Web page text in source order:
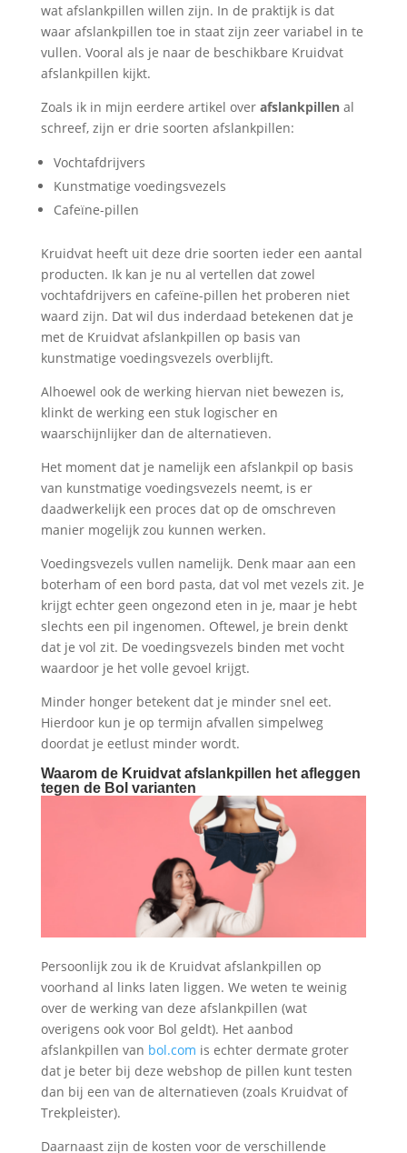
wat afslankpillen willen zijn. In de praktijk is dat
waar afslankpillen toe in staat zijn zeer variabel in te
vullen. Vooral als je naar de beschikbare Kruidvat
afslankpillen kijkt.
Zoals ik in mijn eerdere artikel over afslankpillen al
schreef, zijn er drie soorten afslankpillen:
Vochtafdrijvers
Kunstmatige voedingsvezels
Cafeïne-pillen
Kruidvat heeft uit deze drie soorten ieder een aantal
producten. Ik kan je nu al vertellen dat zowel
vochtafdrijvers en cafeïne-pillen het proberen niet
waard zijn. Dat wil dus inderdaad betekenen dat je
met de Kruidvat afslankpillen op basis van
kunstmatige voedingsvezels overblijft.
Alhoewel ook de werking hiervan niet bewezen is,
klinkt de werking een stuk logischer en
waarschijnlijker dan de alternatieven.
Het moment dat je namelijk een afslankpil op basis
van kunstmatige voedingsvezels neemt, is er
daadwerkelijk een proces dat op de omschreven
manier mogelijk zou kunnen werken.
Voedingsvezels vullen namelijk. Denk maar aan een
boterham of een bord pasta, dat vol met vezels zit. Je
krijgt echter geen ongezond eten in je, maar je hebt
slechts een pil ingenomen. Oftewel, je brein denkt
dat je vol zit. De voedingsvezels binden met vocht
waardoor je het volle gevoel krijgt.
Minder honger betekent dat je minder snel eet.
Hierdoor kun je op termijn afvallen simpelweg
doordat je eetlust minder wordt.
Waarom de Kruidvat afslankpillen het afleggen
tegen de Bol varianten
Persoonlijk zou ik de Kruidvat afslankpillen op
voorhand al links laten liggen. We weten te weinig
over de werking van deze afslankpillen (wat
overigens ook voor Bol geldt). Het aanbod
afslankpillen van bol.com is echter dermate groter
dat je beter bij deze webshop de pillen kunt testen
dan bij een van de alternatieven (zoals Kruidvat of
Trekpleister).
Daarnaast zijn de kosten voor de verschillende